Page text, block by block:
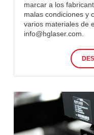
marcar a los
malas condiciones y
varios materiales de
info@hglaser.com.